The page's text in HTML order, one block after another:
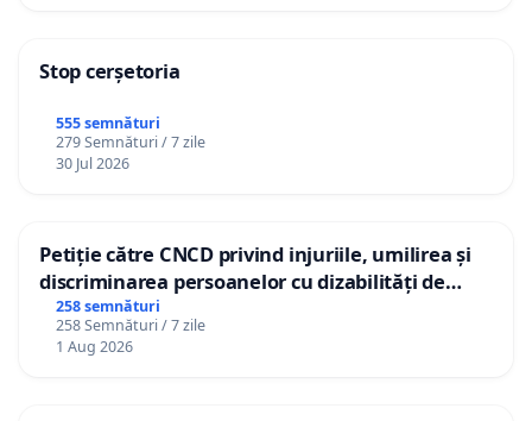
Stop cerșetoria
555 semnături
279 Semnături / 7 zile
30 Jul 2026
Petiție către CNCD privind injuriile, umilirea și
discriminarea persoanelor cu dizabilități de
către utilizatorul TikTok „Gorici”
258 semnături
258 Semnături / 7 zile
1 Aug 2026